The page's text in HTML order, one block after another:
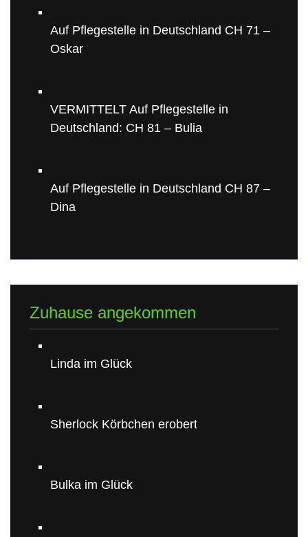
Auf Pflegestelle in Deutschland CH 71 –
Oskar
VERMITTELT Auf Pflegestelle in
Deutschland: CH 81 – Bulia
Auf Pflegestelle in Deutschland CH 87 –
Dina
Zuhause angekommen
Linda im Glück
Sherlock Körbchen erobert
Bulka im Glück